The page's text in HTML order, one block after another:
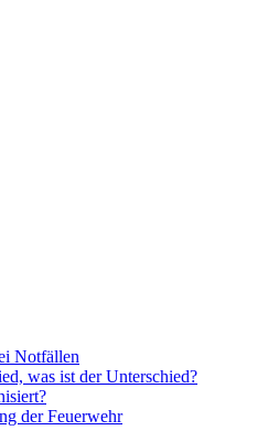
Notfällen
was ist der Unterschied?
der Feuerwehr